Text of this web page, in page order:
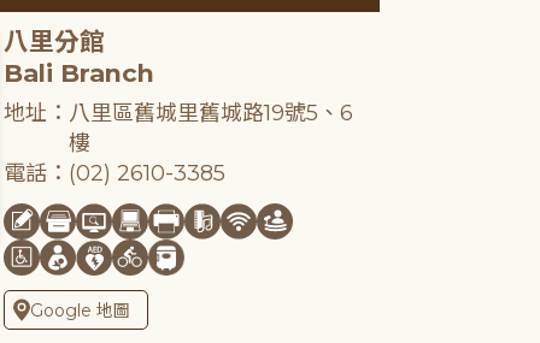
八里分館
Bali Branch
地址：八里區舊城里舊城路19號5、6
樓
電話：(02) 2610-3385
Google 地圖